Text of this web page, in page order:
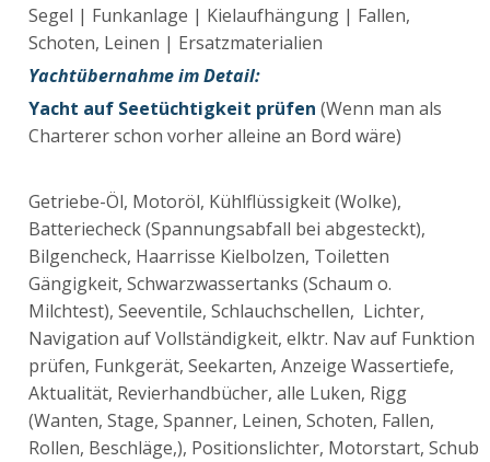
Segel | Funkanlage | Kielaufhängung | Fallen,
Schoten, Leinen | Ersatzmaterialien
Yachtübernahme im Detail:
Yacht auf Seetüchtigkeit prüfen(Wenn man als
Charterer schon vorher alleine an Bord wäre)
Getriebe-Öl, Motoröl, Kühlflüssigkeit (Wolke),
Batteriecheck (Spannungsabfall bei abgesteckt),
Bilgencheck, Haarrisse Kielbolzen, Toiletten
Gängigkeit, Schwarzwassertanks (Schaum o.
Milchtest), Seeventile, Schlauchschellen, Lichter,
Navigation auf Vollständigkeit, elktr. Nav auf Funktion
prüfen, Funkgerät, Seekarten, Anzeige Wassertiefe,
Aktualität, Revierhandbücher, alle Luken, Rigg
(Wanten, Stage, Spanner, Leinen, Schoten, Fallen,
Rollen, Beschläge,), Positionslichter, Motorstart, Schub